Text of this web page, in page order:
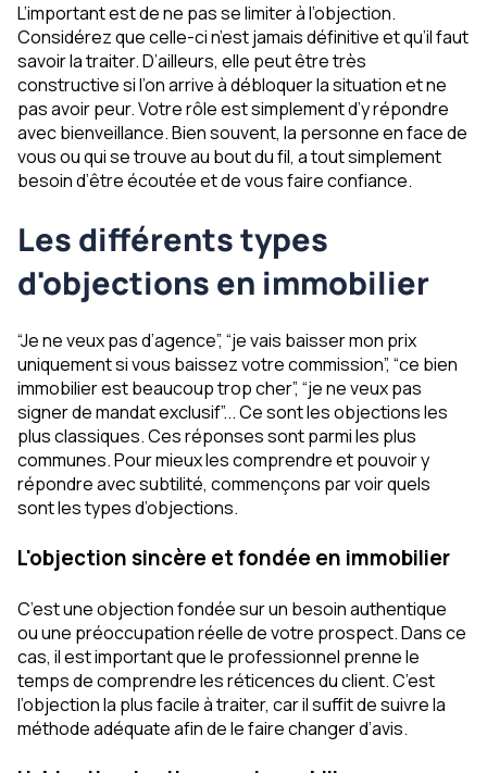
L’important est de ne pas se limiter à l’objection.
Considérez que celle-ci n’est jamais définitive et qu’il faut
savoir la traiter. D’ailleurs, elle peut être très
constructive si l’on arrive à débloquer la situation et ne
pas avoir peur. Votre rôle est simplement d’y répondre
avec bienveillance. Bien souvent, la personne en face de
vous ou qui se trouve au bout du fil, a tout simplement
besoin d’être écoutée et de vous faire confiance.
Les différents types
d'objections en immobilier
“Je ne veux pas d’agence”, “je vais baisser mon prix
uniquement si vous baissez votre commission”, “ce bien
immobilier est beaucoup trop cher”, “je ne veux pas
signer de mandat exclusif”... Ce sont les objections les
plus classiques. Ces réponses sont parmi les plus
communes. Pour mieux les comprendre et pouvoir y
répondre avec subtilité, commençons par voir quels
sont les types d’objections.
L'objection sincère et fondée en immobilier
C’est une objection fondée sur un besoin authentique
ou une préoccupation réelle de votre prospect. Dans ce
cas, il est important que le professionnel prenne le
temps de comprendre les réticences du client. C’est
l’objection la plus facile à traiter, car il suffit de suivre la
méthode adéquate afin de le faire changer d’avis.